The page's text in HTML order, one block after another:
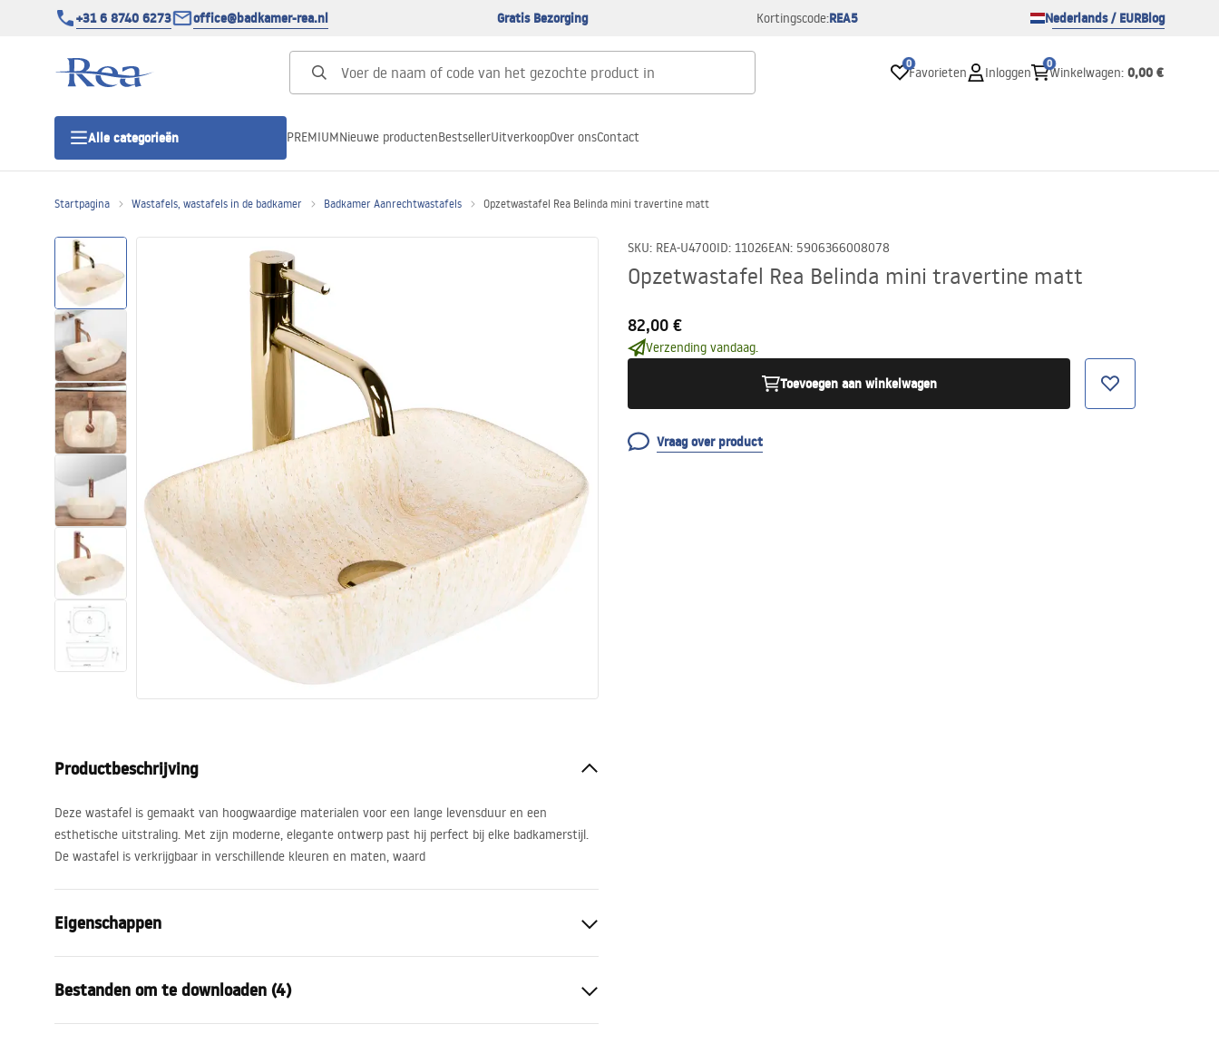
+31 6 8740 6273 office@badkamer-rea.nl Gratis Bezorging Kortingscode:REA5 Nederlands / EURBlog
0
Favorieten Inloggen
0
Winkelwagen: 0,00 €
Alle categorieën
Douchedeur
Lineaire Douchegoten
Toiletten
Wastafels
Baden en badwanden
Kranen
Douches
PREMIUMNieuwe productenBestsellerUitverkoopOver onsContact
Startpagina Wastafels, wastafels in de badkamer Badkamer Aanrechtwastafels Opzetwastafel Rea Belinda mini travertine matt
SKU: REA-U4700ID: 11026EAN: 5906366008078
Opzetwastafel Rea Belinda mini travertine matt
82,00 €
Verzending vandaag.
Toevoegen aan winkelwagen
Vraag over product
Productbeschrijving
Deze wastafel is gemaakt van hoogwaardige materialen voor een lange levensduur en een
esthetische uitstraling. Met zijn moderne, elegante ontwerp past hij perfect bij elke badkamerstijl.
De wastafel is verkrijgbaar in verschillende kleuren en maten, waard
Eigenschappen
Materiaal
Kleur
Steenlook
Bestanden om te downloaden (4)